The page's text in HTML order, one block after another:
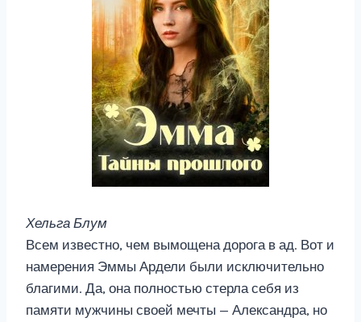
Хельга Блум
Всем известно, чем вымощена дорога в ад. Вот и
намерения Эммы Ардели были исключительно
благими. Да, она полностью стерла себя из
памяти мужчины своей мечты — Александра, но